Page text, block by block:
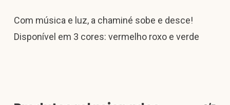
Com música e luz, a chaminé sobe e desce!
Disponível em 3 cores: vermelho roxo e verde